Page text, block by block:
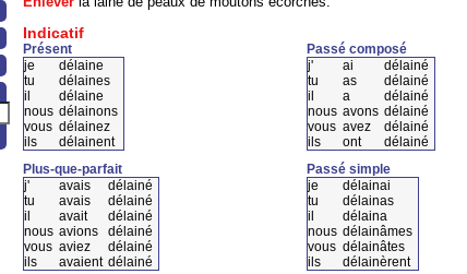
Indicatif
Présent
je
délaine
tu
délaines
il
délaine
nous délainons
vous délainez
ils
délainent
Plus-que-parfait
j'
avais
délainé
tu
avais
délainé
il
avait
délainé
nous avions
délainé
vous aviez
délainé
ils
avaient délainé
Passé composé
j'
ai
délainé
tu
as
délainé
il
a
délainé
nous avons délainé
vous avez
délainé
ils
ont
délainé
Passé simple
je
délainai
tu
délainas
il
délaina
nous délainâmes
vous délainâtes
ils
délainèrent